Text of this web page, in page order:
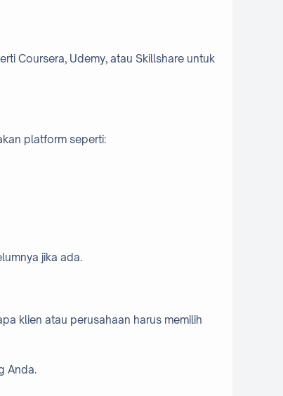
Coursera, Udemy, atau Skillshare untuk
platform seperti:
jika ada.
klien atau perusahaan harus memilih
Anda.